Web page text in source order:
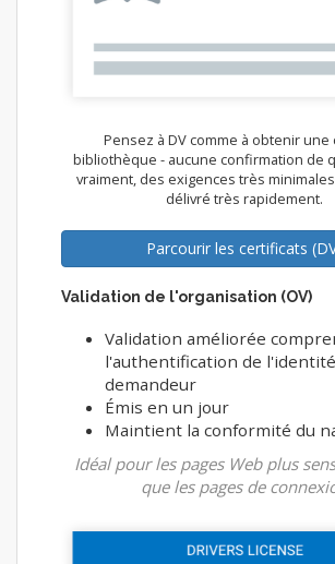
Pensez à DV comme à obtenir une
bibliothèque - aucune confirmation de
vraiment, des exigences très
délivré très rapidement.
Parcourir les certificats
Validation de l'organisation (OV)
Validation améliorée
l'authentification de
demandeur
Émis en un jour
Maintient la conformité du
Idéal pour les pages Web plus
que les pages de